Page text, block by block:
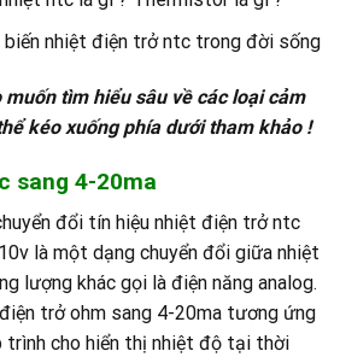
biến nhiệt điện trở ntc trong đời sống
muốn tìm hiểu sâu về các loại cảm
kéo xuống phía dưới tham khảo !
sang 4-20ma
đổi tín hiệu nhiệt điện trở ntc
là một dạng chuyển đổi giữa nhiệt
lượng khác gọi là điện năng analog.
trở ohm sang 4-20ma tương ứng
cho hiển thị nhiệt độ tại thời